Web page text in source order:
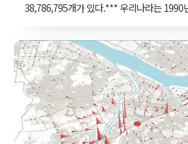
38,786,795개가 있다.*** 우리나라는 1990
지의 30년간 공시지가 변동 이력을 csv 형
***. 국토부 통계누리 지적통계 참고
간정보 포털에 30년치가 한번에 올라와 있
포털에 있다.
http://openapi.nsdi.go.kr/nsdi/eios/
svcSe=F&svcId=F012&provOrg=NIDO 서
공개하고 있었지만 다른 시도의 데이터는